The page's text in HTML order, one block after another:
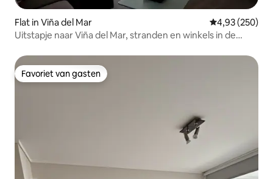
Flat in Viña del Mar Gemiddelde
4,93 (250)
Uitstapje naar Viña del Mar, stranden en winkels in de
Favoriet van gasten
Favoriet van gasten